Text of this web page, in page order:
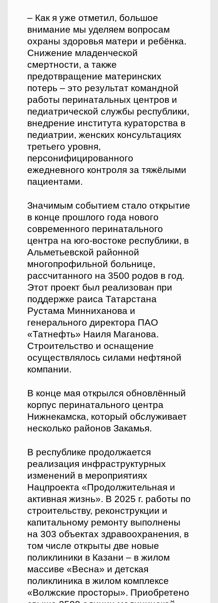
– Как я уже отметил, большое
внимание мы уделяем вопросам
охраны здоровья матери и ребёнка.
Снижение младенческой
смертности, а также
предотвращение материнских
потерь – это результат командной
работы перинатальных центров и
педиатрической службы республики,
внедрение института кураторства в
педиатрии, женских консультациях
третьего уровня,
персонифицированного
ежедневного контроля за тяжёлыми
пациентами.
Значимым событием стало открытие
в конце прошлого года нового
современного перинатального
центра на юго-востоке республики, в
Альметьевской районной
многопрофильной больнице,
рассчитанного на 3500 родов в год.
Этот проект был реализован при
поддержке раиса Татарстана
Рустама Минниханова и
генерального директора ПАО
«Татнефть» Наиля Маганова.
Строительство и оснащение
осуществлялось силами нефтяной
компании.
В конце мая открылся обновлённый
корпус перинатального центра
Нижнекамска, который обслуживает
несколько районов Закамья.
В республике продолжается
реализация инфраструктурных
изменений в мероприятиях
Нацпроекта «Продолжительная и
активная жизнь». В 2025 г. работы по
строительству, реконструкции и
капитальному ремонту выполнены
на 303 объектах здравоохранения, в
том числе открыты две новые
поликлиники в Казани – в жилом
массиве «Весна» и детская
поликлиника в жилом комплексе
«Волжские просторы». Приобретено